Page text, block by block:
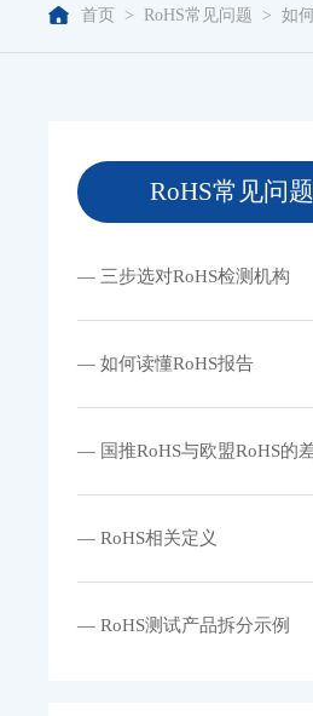
首页 > RoHS常见问题 > 如
RoHS常见问题
— 三步选对RoHS检测机构
— 如何读懂RoHS报告
— 国推RoHS与欧盟RoHS的
— RoHS相关定义
— RoHS测试产品拆分示例